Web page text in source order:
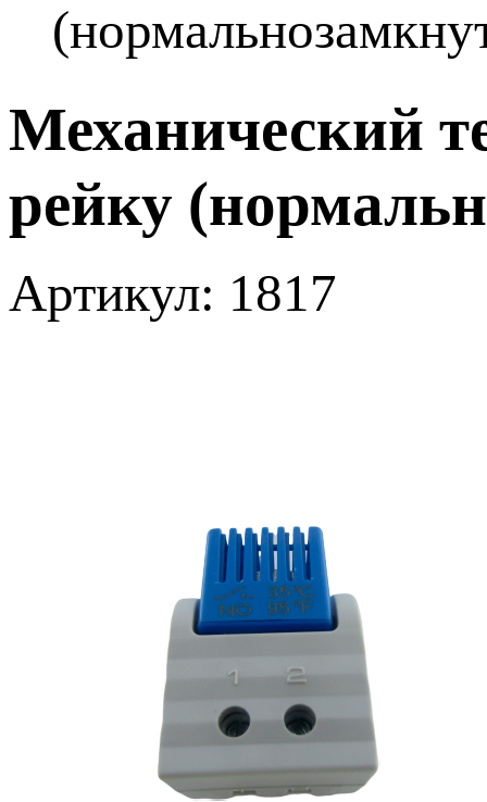
Механический
рейку
Артикул: 1817